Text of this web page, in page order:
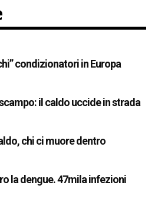
condizionatori in Europa
il caldo uccide in strada
chi ci muore dentro
la dengue. 47mila infezioni